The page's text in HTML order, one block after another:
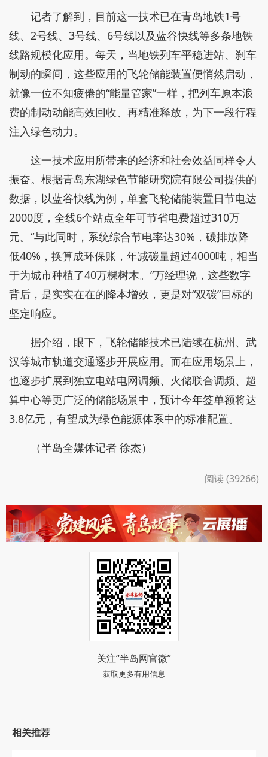
记者了解到，目前这一技术已在青岛地铁1号
线、2号线、3号线、6号线以及蓝谷快线等多条地铁
线路规模化应用。每天，当地铁列车平稳进站、刹车
制动的瞬间，这些应用的飞轮储能装置便悄然启动，
就像一位不知疲倦的“能量管家”一样，把列车原本浪
费的制动动能高效回收、再精准释放，为下一段行程
注入绿色动力。
这一技术应用所带来的经济和社会效益同样令人
振奋。根据青岛东湖绿色节能研究院有限公司提供的
数据，以蓝谷快线为例，单套飞轮储能装置日节电达
2000度，全线6个站点全年可节省电费超过310万
元。“与此同时，系统综合节电率达30%，碳排放降
低40%，换算成环保账，年减碳量超过4000吨，相当
于为城市种植了40万棵树木。”万经理说，这些数字
背后，是实实在在的降本增效，更是对“双碳”目标的
坚定响应。
据介绍，眼下，飞轮储能技术已陆续在杭州、武
汉等城市轨道交通逐步开展应用。而在应用场景上，
也逐步扩展到独立电站电网调频、火储联合调频、超
算中心等更广泛的储能场景中，预计今年签单额将达
3.8亿元，有望成为绿色能源体系中的标准配置。
（半岛全媒体记者 徐杰）
阅读 (39266)
关注“半岛网官微”
获取更多有用信息
相关推荐